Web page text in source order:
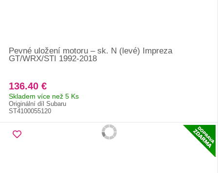
Pevné uložení motoru – sk. N (levé) Impreza
GT/WRX/STI 1992-2018
136.40 €
Skladem více než 5 Ks
Originální díl Subaru
ST4100055120